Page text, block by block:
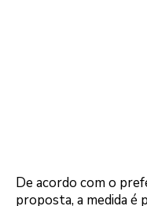
De acordo com o
proposta, a medida é